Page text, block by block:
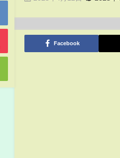
Facebook